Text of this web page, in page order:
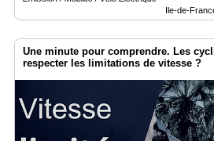
Ile-de-
Une minute pour comprendre. Les
respecter les limitations de vitesse ?